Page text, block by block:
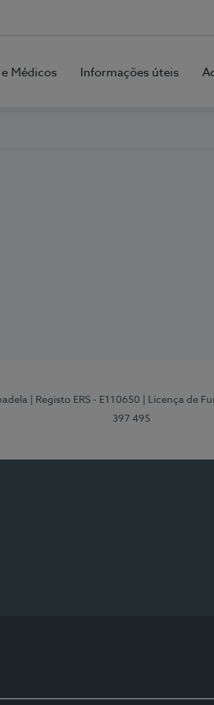
Médicos Informações úteis
| Registo ERS - E110650 | Licença de
397 495